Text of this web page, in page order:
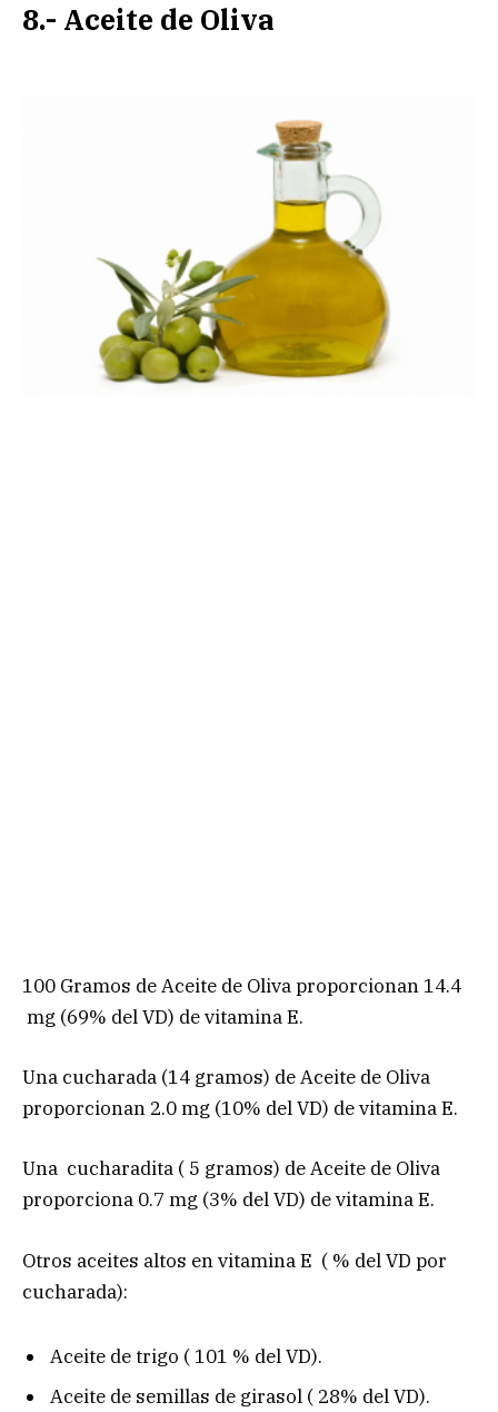
8.- Aceite de Oliva
100 Gramos de Aceite de Oliva proporcionan 14.4
mg (69% del VD) de vitamina E.
Una cucharada (14 gramos) de Aceite de Oliva
proporcionan 2.0 mg (10% del VD) de vitamina E.
Una cucharadita ( 5 gramos) de Aceite de Oliva
proporciona 0.7 mg (3% del VD) de vitamina E.
Otros aceites altos en vitamina E ( % del VD por
cucharada):
Aceite de trigo ( 101 % del VD).
Aceite de semillas de girasol ( 28% del VD).